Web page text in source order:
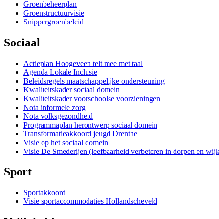
Groenbeheerplan
Groenstructuurvisie
Snippergroenbeleid
Sociaal
Actieplan Hoogeveen telt mee met taal
Agenda Lokale Inclusie
Beleidsregels maatschappelijke ondersteuning
Kwaliteitskader sociaal domein
Kwaliteitskader voorschoolse voorzieningen
Nota informele zorg
Nota volksgezondheid
Programmaplan herontwerp sociaal domein
Transformatieakkoord jeugd Drenthe
Visie op het sociaal domein
Visie De Smederijen (leefbaarheid verbeteren in dorpen en
Sport
Sportakkoord
Visie sportaccommodaties Hollandscheveld